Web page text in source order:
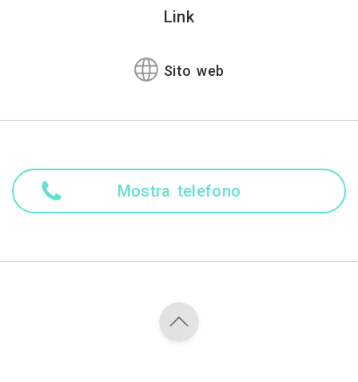
Link
Sito web
Mostra telefono